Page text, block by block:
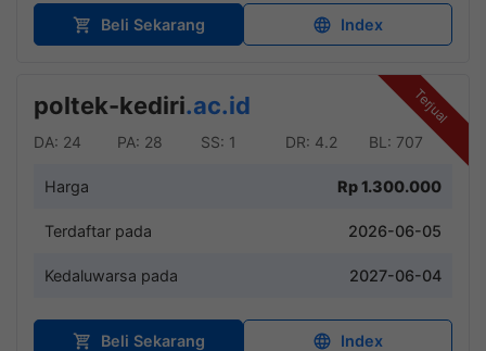
Beli Sekarang Index
Terjual
poltek-kediri.ac.id
DA: 24 PA: 28 SS: 1 DR: 4.2 BL: 707
Harga Rp 1.300.000
Terdaftar pada 2026-06-05
Kedaluwarsa pada 2027-06-04
Beli Sekarang Index